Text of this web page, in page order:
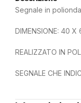
Segnale in
DIMENSIONE: 40 X
REALIZZATO IN
SEGNALE CHE